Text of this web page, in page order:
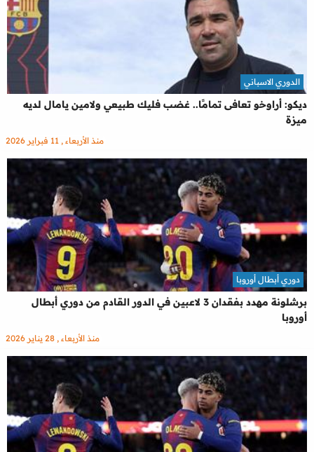
ديكو: أراوخو تعافى تمامًا.. غضب فليك طبيعي ولامين يامال لديه
ميزة
الدوري الاسباني
منذ الأربعاء , 11 فبراير 2026
برشلونة مهدد بفقدان 3 لاعبين في الدور القادم من دوري أبطال
أوروبا
دوري أبطال أوروبا
منذ الأربعاء , 28 يناير 2026